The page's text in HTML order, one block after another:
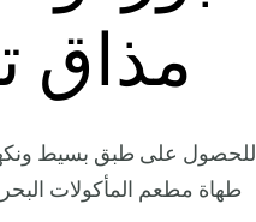
مذاق
للحصول على طبق بسيط ونكهة
طهاة مطعم المأكولات